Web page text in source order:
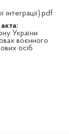
України
воєнного
осіб